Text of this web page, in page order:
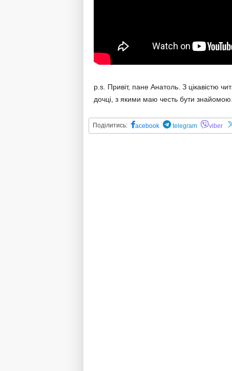
p.s. Привіт, пане Анатоль. З цікавістю
дочці, з якими маю честь бути
Поділитись: acebook telegram viber